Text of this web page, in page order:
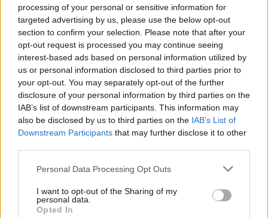
processing of your personal or sensitive information for
targeted advertising by us, please use the below opt-out
section to confirm your selection. Please note that after your
opt-out request is processed you may continue seeing
interest-based ads based on personal information utilized by
us or personal information disclosed to third parties prior to
your opt-out. You may separately opt-out of the further
disclosure of your personal information by third parties on the
IAB’s list of downstream participants. This information may
also be disclosed by us to third parties on the IAB’s List of
Downstream Participants that may further disclose it to other
Personal Data Processing Opt Outs
I want to opt-out of the Sharing of my
personal data.
Opted In
Ο Μαρκ Αντονι έτοιμος για τέταρτο γάμο
O Mαρκ Αντονι απέκτησε δύο παιδιά με την πρώην σύντροφό
του,Ντέμπι Ροσάτομε την οποία ήταν ζευγάρι το 1994. Στη
συνέχεια, το 2000, παντρεύτηκε με την ηθοποιό Νταγιανάρα
Τόρες , με την οποία έχει δύο γιους. Μετά από τέσσερα χρόνια
παντρεύτηκε τηνΤζένιφερ Λόπεζ,αποκτώντας τα δίδυμα Μαξ
και Εμ. Στη συνέχεια, το 2014 παντρεύτηκε το μοντέλοΣάννον
ντε Λίμα
και χώρισε δύο χρόνια μετά.